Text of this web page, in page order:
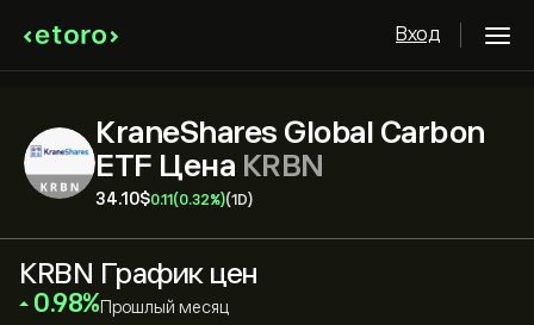
Вход
KraneShares Global Carbon
ETF Цена KRBN
34.10‎$‎0.11 (0.32%)(1D)
KRBN График цен
‎0.98‎ Прошлый месяц